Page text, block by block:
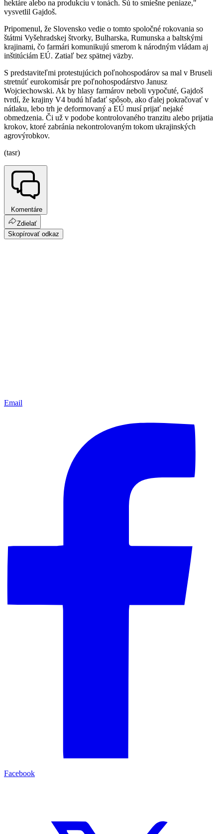
hektáre alebo na produkciu v tonách. Sú to smiešne peniaze,"
vysvetlil Gajdoš.
Pripomenul, že Slovensko vedie o tomto spoločné rokovania so
štátmi Vyšehradskej štvorky, Bulharska, Rumunska a baltskými
krajinami, čo farmári komunikujú smerom k národným vládam aj
inštitúciám EÚ. Zatiaľ bez spätnej väzby.
S predstaviteľmi protestujúcich poľnohospodárov sa mal v Bruseli
stretnúť eurokomisár pre poľnohospodárstvo Janusz
Wojciechowski. Ak by hlasy farmárov neboli vypočuté, Gajdoš
tvrdí, že krajiny V4 budú hľadať spôsob, ako ďalej pokračovať v
nátlaku, lebo trh je deformovaný a EÚ musí prijať nejaké
obmedzenia. Či už v podobe kontrolovaného tranzitu alebo prijatia
krokov, ktoré zabránia nekontrolovaným tokom ukrajinských
agrovýrobkov.
(tasr)
Komentáre
Zdielať
Skopírovať odkaz
Email
Facebook